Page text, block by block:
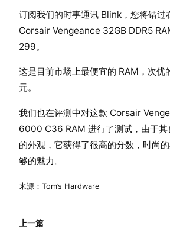
订阅我们的时事通讯 Blink，您将错过
Corsair Vengeance 32GB DDR5
299。
这是目前市场上最便宜的 RAM，次优
元。
我们也在评测中对这款 Corsair
6000 C36 RAM 进行了测试，由于其
的外观，它获得了很高的分数，时尚
够的魅力。
来源：Tom’s Hardware
上一篇